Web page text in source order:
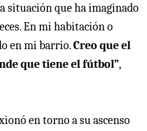
situación que ha imaginado
En mi habitación o
en mi barrio.Creo que el
que tiene el fútbol”,
en torno a su ascenso